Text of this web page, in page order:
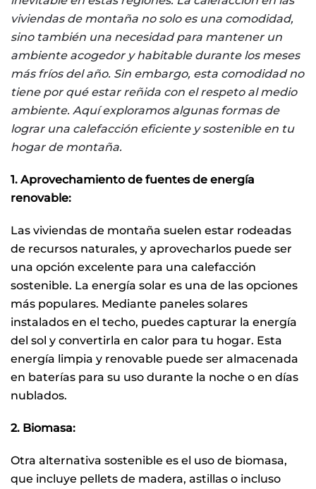
viviendas de montaña no solo es una comodidad,
sino también una necesidad para mantener un
ambiente acogedor y habitable durante los meses
más fríos del año. Sin embargo, esta comodidad no
tiene por qué estar reñida con el respeto al medio
ambiente. Aquí exploramos algunas formas de
lograr una calefacción eficiente y sostenible en tu
hogar de montaña.
1. Aprovechamiento de fuentes de energía
renovable:
Las viviendas de montaña suelen estar rodeadas
de recursos naturales, y aprovecharlos puede ser
una opción excelente para una calefacción
sostenible. La energía solar es una de las opciones
más populares. Mediante paneles solares
instalados en el techo, puedes capturar la energía
del sol y convertirla en calor para tu hogar. Esta
energía limpia y renovable puede ser almacenada
en baterías para su uso durante la noche o en días
nublados.
2. Biomasa:
Otra alternativa sostenible es el uso de biomasa,
que incluye pellets de madera, astillas o incluso